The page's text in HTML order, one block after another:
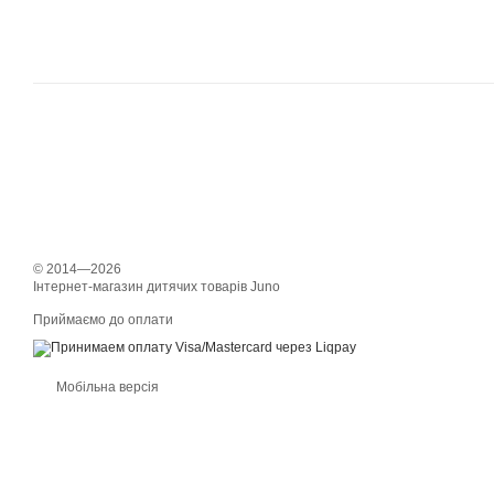
© 2014—2026
Інтернет-магазин дитячих товарів Juno
Приймаємо до оплати
Мобільна версія